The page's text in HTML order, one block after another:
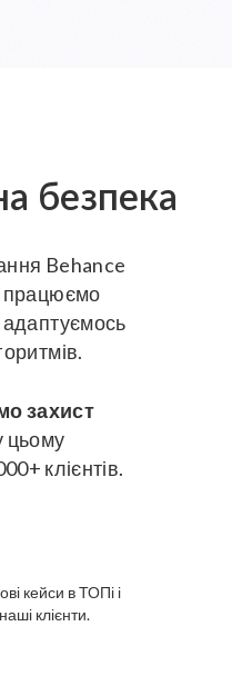
безпека
Behance
працюємо
адаптуємось
захист
цьому
клієнтів.
кейси в ТОПі і
клієнти.